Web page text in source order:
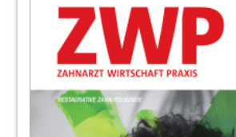
Redaktion
Vom Sinn und Unsinn
Extraktion und Implantation
furkationsbefallener Molaren
Dr. med. dent. Lisa Hierse, Priv.-
dent. Moritz Kebschull